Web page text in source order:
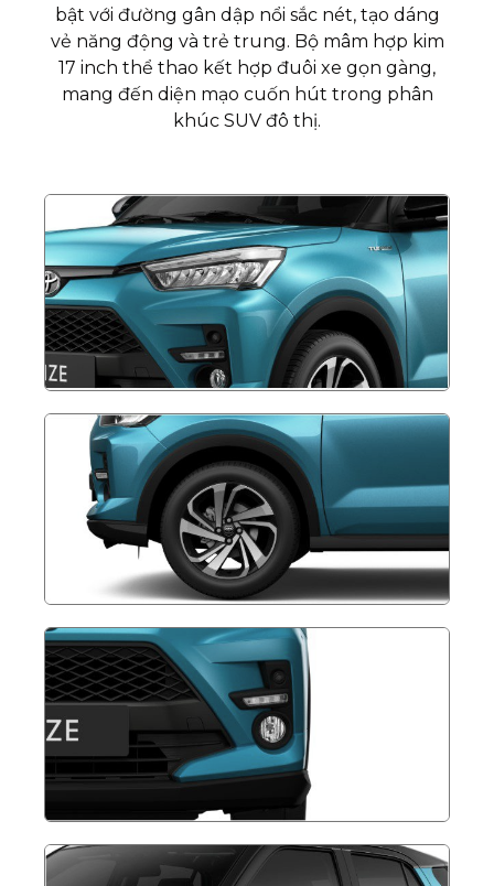
bật với đường gân dập nổi sắc nét, tạo dáng
vẻ năng động và trẻ trung. Bộ mâm hợp kim
17 inch thể thao kết hợp đuôi xe gọn gàng,
mang đến diện mạo cuốn hút trong phân
khúc SUV đô thị.